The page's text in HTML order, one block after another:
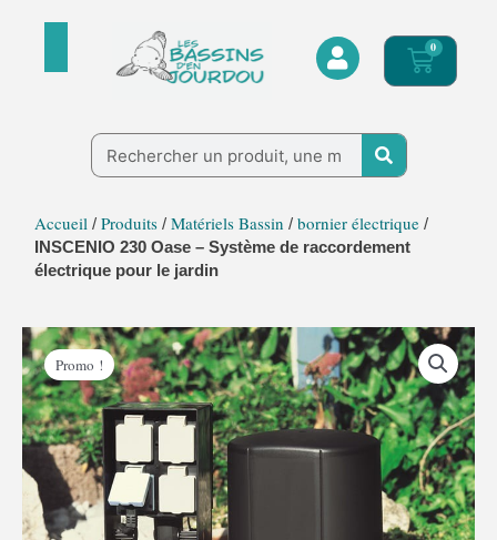
0
Panier
Rechercher
Accueil / Produits / Matériels Bassin / bornier électrique /
INSCENIO 230 Oase – Système de raccordement
électrique pour le jardin
Promo !
Le
prix
initial
était :
82,95 €.
Le
prix
actuel
est :
76,95 €.
quantité
de
INSCENIO
230
Oase
-
Système
de